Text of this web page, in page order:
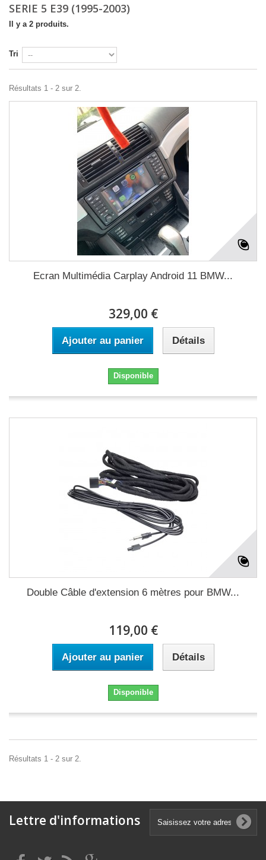
SERIE 5 E39 (1995-2003)
Il y a 2 produits.
Tri
Résultats 1 - 2 sur 2.
Ecran Multimédia Carplay Android 11 BMW...
329,00 €
Ajouter au panier Détails
Disponible
Double Câble d'extension 6 mètres pour BMW...
119,00 €
Ajouter au panier Détails
Disponible
Résultats 1 - 2 sur 2.
Lettre d'informations